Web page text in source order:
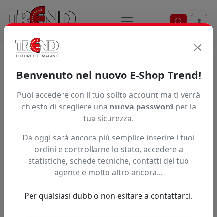
Ricerca
Trend S.r.l.
stampa digitale dal 1997
Benvenuto nel nuovo E-Shop Trend!
Puoi accedere con il tuo solito account ma ti verrà
chiesto di scegliere una nuova password per la
tua sicurezza.
Da oggi sarà ancora più semplice inserire i tuoi
ordini e controllarne lo stato, accedere a
statistiche, schede tecniche, contatti del tuo
agente e molto altro ancora...
Per qualsiasi dubbio non esitare a contattarci.